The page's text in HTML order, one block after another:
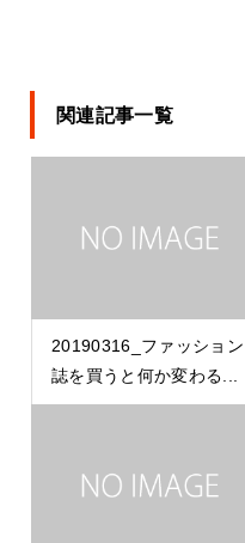
関連記事一覧
20190316_ファッション
誌を買うと何か変わる...